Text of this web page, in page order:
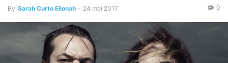
By Sarah Curto Elionah - 24 mai 2017 0